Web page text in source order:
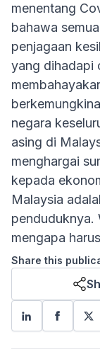
menentang
bahawa
penjagaan
yang dihadapi
negara
asing di
menghargai
kepada
Malaysia
penduduknya.
mengapa
Share this